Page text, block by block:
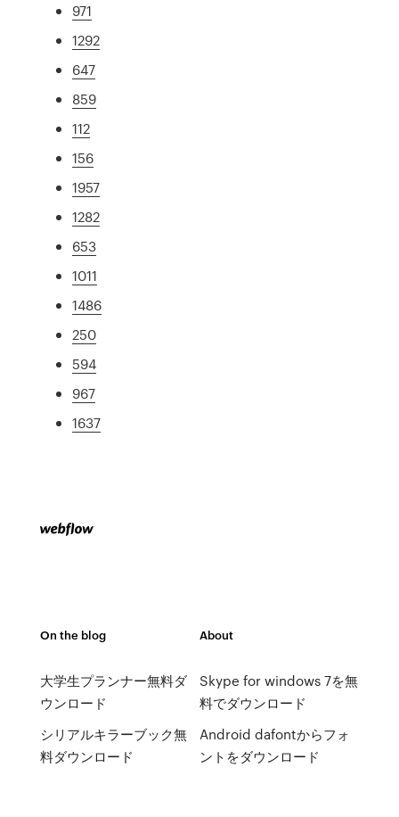
971
1292
647
859
112
156
1957
1282
653
1011
1486
250
594
967
1637
On the blog
大学生プランナー無料ダ
ウンロード
シリアルキラーブック無
料ダウンロード
About
Skype for windows 7を無
料でダウンロード
Android dafontからフォ
ントをダウンロード